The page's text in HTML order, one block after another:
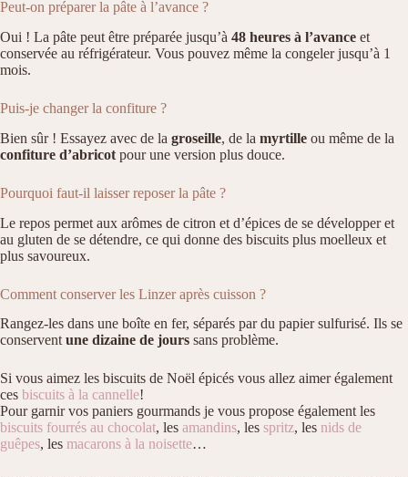
Peut-on préparer la pâte à l’avance ?
Oui ! La pâte peut être préparée jusqu’à 48 heures à l’avance et
conservée au réfrigérateur. Vous pouvez même la congeler jusqu’à 1
mois.
Puis-je changer la confiture ?
Bien sûr ! Essayez avec de la groseille, de la myrtille ou même de la
confiture d’abricot pour une version plus douce.
Pourquoi faut-il laisser reposer la pâte ?
Le repos permet aux arômes de citron et d’épices de se développer et
au gluten de se détendre, ce qui donne des biscuits plus moelleux et
plus savoureux.
Comment conserver les Linzer après cuisson ?
Rangez-les dans une boîte en fer, séparés par du papier sulfurisé. Ils se
conservent une dizaine de jours sans problème.
Si vous aimez les biscuits de Noël épicés vous allez aimer également
ces biscuits à la cannelle!
Pour garnir vos paniers gourmands je vous propose également les
biscuits fourrés au chocolat, les amandins, les spritz, les nids de
guêpes, les macarons à la noisette…